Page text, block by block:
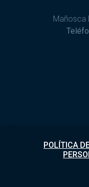
Mañosca
POLÍTICA